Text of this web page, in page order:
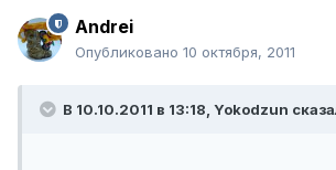
Andrei
Опубликовано 10 октября, 2011
В 10.10.2011 в 13:18, Yokodzun